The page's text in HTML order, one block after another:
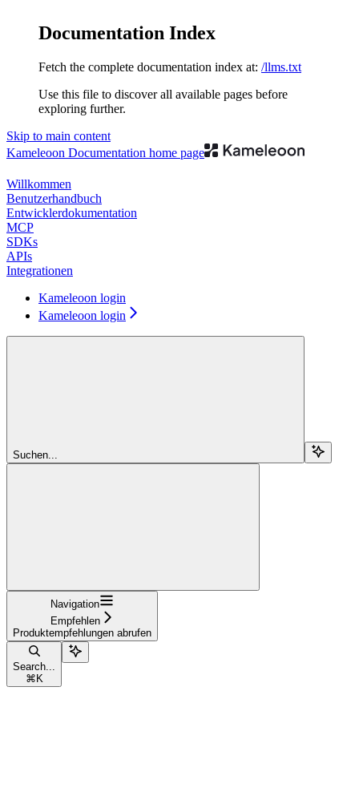
Documentation Index
Fetch the complete documentation index at: /llms.txt
Use this file to discover all available pages before
exploring further.
Skip to main content
Kameleoon Documentation home page
Willkommen
Benutzerhandbuch
Entwicklerdokumentation
MCP
SDKs
APIs
Integrationen
Kameleoon login
Kameleoon login
Suchen...
Navigation
Empfehlen
Produktempfehlungen abrufen
Search...
⌘ K